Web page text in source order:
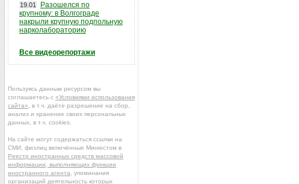
19.01
Разошелся по
крупному: в Волгограде
накрыли крупную подпольную
нарколабораторию
Все видеорепортажи
Пользуясь данным ресурсом вы
соглашаетесь с «Условиями использования
сайта» , в т.ч. даёте разрешение на сбор,
анализ и хранение своих персональных
данных, в т.ч. cookies.
На сайте могут содержаться ссылки на
СМИ, физлиц включённые Минюстом в
Реестр иностранных средств массовой
информации, выполняющих функции
иностранного агента , упоминания
организаций деятельность которых